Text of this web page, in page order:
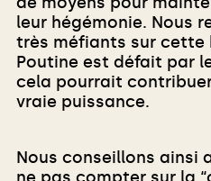
leur hégémonie. Nous
très méfiants sur cette
Poutine est défait par
cela pourrait
vraie puissance.
Nous conseillons ainsi